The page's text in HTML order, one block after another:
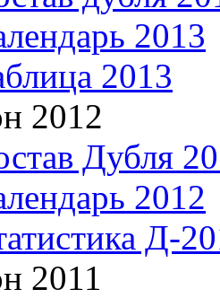
2013
2013
2012
Дубля
2012
Д-
2011